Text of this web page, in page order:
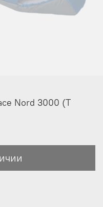
Nord 3000 (Т